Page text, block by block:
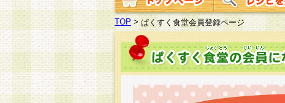
TOP >ぱくすく食堂会員登録ページ